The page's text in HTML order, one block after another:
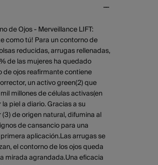
de Ojos - Merveillance LIFT:
como tú! Para un contorno de
reducidas, arrugas rellenadas,
de las mujeres ha quedado
de ojos reafirmante contiene
un activo green(2) que
millones de células activas(en
piel a diario. Gracias a su
de origen natural, difumina al
de cansancio para una
aplicación.Las arrugas se
el contorno de los ojos queda
mirada agrandada.Una eficacia